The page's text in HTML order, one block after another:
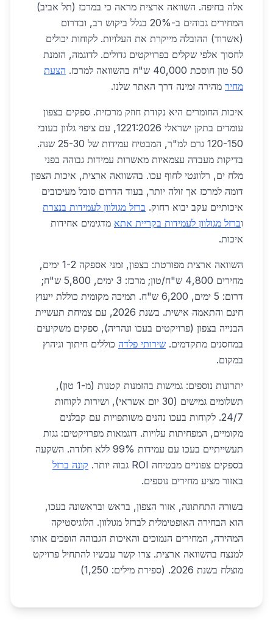
אלה בחיפה. השוואה ארצית מראה כי במרכז (תל אביב)
המחירים גבוהים ב-20% בגלל ביקוש רב, ובדרום
(אשדוד) ההובלה מייקרת את העלויות. לקוחות יכולים
לחסוך אלפי שקלים בפרויקטים גדולים. לדוגמה, הזמנת
50 טון חוסכת 40,000 ש"ח בהשוואה למרכז.
הצעת
מחיר מהירה זמינה דרך האתר שלנו.
איכות החומרים היא נקודת חוזק מרכזית. ספקים בצפון
עומדים בתקן ישראלי 1221:2026, עם ציפוי גלוון בעובי
120-150 גרם למ"ר, המבטיח עמידות של 25-30 שנה.
בדיקות מעבדה עצמאיות מאשרות עמידות גבוהה בפני
מלח ים, רלוונטי לחוף עכו. בהשוואה ארצית, איכות הצפון
דומה למרכז אך זולה יותר, בעוד הדרום סובל מעיכובים
איכותיים עקב יבוא רחוק. ברזל מגולוון לעמידות בנצרת
וברזל מגולוון לעמידות בקריית אתא מדגימים אחידות
איכות.
השוואה ארצית מפורטת: בצפון, זמני אספקה 1-2 ימים,
מחירים 4,800 ש"ח/טון; מרכז: 3 ימים, 5,800 ש"ח;
דרום: 5 ימים, 6,200 ש"ח. תמיכה מקומית כוללת ייעוץ
חינם והתאמה אישית. בשנת 2026, עם צמיחת תעשיית
הבנייה בצפון (פרויקטים בעכו ונהריה), ספקים משקיעים
במחסנים מתקדמים. שירותי פלדה כוללים חיתוך וגיהוץ
במקום.
יתרונות נוספים: גמישות בהזמנות קטנות (מ-1 טון),
תשלומים גמישים (30 יום אשראי), ושירות לקוחות
24/7. לקוחות בעכו נהנים משותפויות עם קבלנים
מקומיים, המפחיתות עלויות. דוגמאות מפרויקטים: גגות
תעשייתיים בעכו עם עמידות 99% ללא חלודה. השקעה
בספקים צפוניים מבטיחה ROI גבוה יותר.
קונה ברזל
באזור מציע מחירים נוספים.
בשורה התחתונה, אזור הצפון, בראש ובראשונה בעכו,
הוא הבחירה האופטימלית לברזל מגולוון. הלוגיסטיקה
המהירה, המחירים הנמוכים והאיכות הגבוהה הופכים אותו
למנצח בהשוואה ארצית. צרו קשר עכשיו להתחיל פרויקט
מוצלח בשנת 2026. (ספירת מילים: 1,250)